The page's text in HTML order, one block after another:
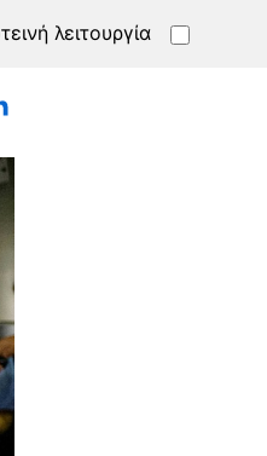
λειτουργία